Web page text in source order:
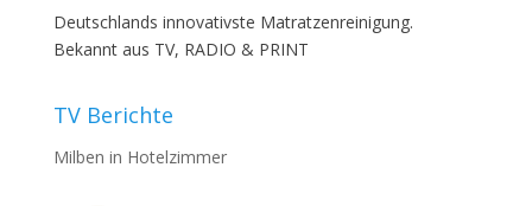
Deutschlands innovativste Matratzenreinigung.
Bekannt aus TV, RADIO & PRINT
TV Berichte
Milben in Hotelzimmer